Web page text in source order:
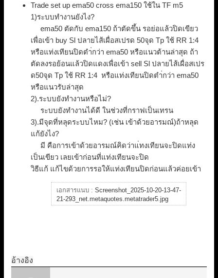
Trade set up ema50 cross ema150 ใช้ใน TF m5
1)ระบบทำงานยังไง?
ema50 ตัดกับ ema150 ถ้าตัดขึ้น รอย่อแล้วปิดเขียว
เพื่อเข้า buy Sl ปลายไส้เผื่อสเปรด 50จุด Tp ใช้ RR 1:4
หรือแท่งเทียนปิดตำ่กว่า ema50 หรือแนวต้านล่าสุด ถ้า
ตัดลงรอย้อนแล้วปิดแดงเพื่อเข้า sell Sl ปลายไส้เผื่อสเปร
ด50จุด Tp ใช้ RR 1:4 หรือแท่งเทียนปิดตำ่กว่า ema50
หรือแนวรับล่าสุด
2).ระบบยังทำงานหรือไม่?
ระบบยังทำงานได้ดี ในช่วงที่กราฟเป็นเทรน
3).มีจุดที่หลุดระบบไหม? (เช่น เข้าด้วยอารมณ์)ถ้าหลุด
แก้ยังไง?
มี คือการเข้าด้วยอารมณ์คิดว่าแ่ทงเทียนจะปิดแท่ง
เป็นเขียว เลยเข้าก่อนที่แท่งเทียนจะปิด
วิธีแก้ แก้ไขด้วยการรอให้แท่งเทียนปิดก่อนแล้วค่อยเข้า
เอกสารแนบ : Screenshot_2025-10-20-13-47-
21-293_net.metaquotes.metatrader5.jpg
อ้างอิง